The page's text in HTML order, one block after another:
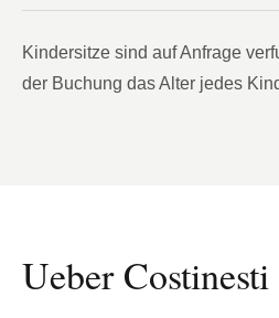
Kindersitze sind auf Anfrage
der Buchung das Alter jedes
Ueber Costinesti